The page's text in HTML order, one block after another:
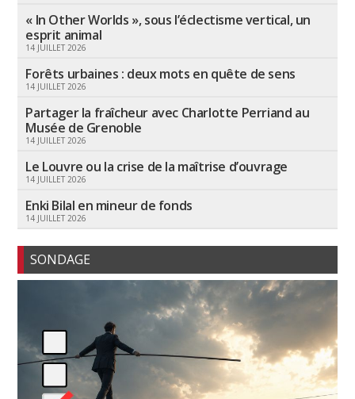
« In Other Worlds », sous l’éclectisme vertical, un
esprit animal
14 JUILLET 2026
Forêts urbaines : deux mots en quête de sens
14 JUILLET 2026
Partager la fraîcheur avec Charlotte Perriand au
Musée de Grenoble
14 JUILLET 2026
Le Louvre ou la crise de la maîtrise d’ouvrage
14 JUILLET 2026
Enki Bilal en mineur de fonds
14 JUILLET 2026
SONDAGE